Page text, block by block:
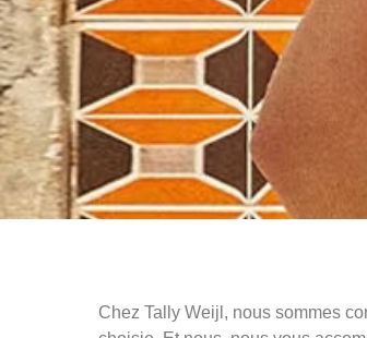
Chez Tally Weijl, nous sommes